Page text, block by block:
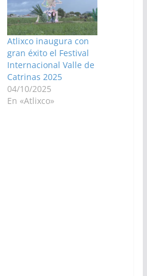
Atlixco inaugura con
gran éxito el Festival
Internacional Valle de
Catrinas 2025
04/10/2025
En «Atlixco»